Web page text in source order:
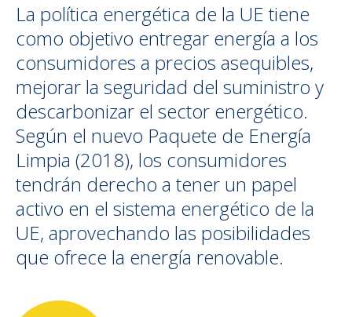
La política energética de la UE tiene
como objetivo entregar energía a los
consumidores a precios asequibles,
mejorar la seguridad del suministro y
descarbonizar el sector energético.
Según el nuevo Paquete de Energía
Limpia (2018), los consumidores
tendrán derecho a tener un papel
activo en el sistema energético de la
UE, aprovechando las posibilidades
que ofrece la energía renovable.